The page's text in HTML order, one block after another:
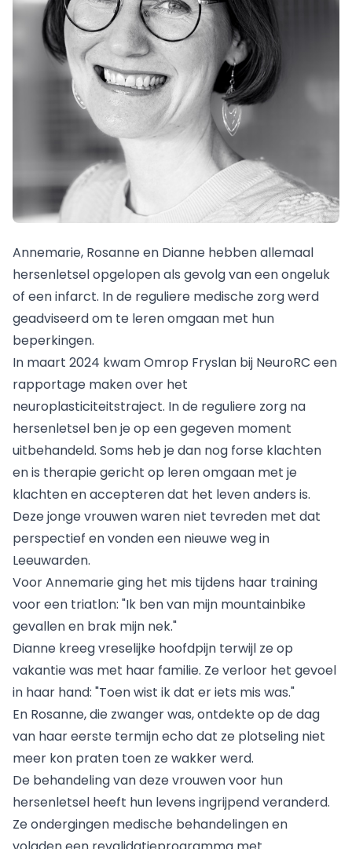
Annemarie, Rosanne en Dianne hebben allemaal
hersenletsel opgelopen als gevolg van een ongeluk
of een infarct. In de reguliere medische zorg werd
geadviseerd om te leren omgaan met hun
beperkingen.
In maart 2024 kwam Omrop Fryslan bij NeuroRC een
rapportage maken over het
neuroplasticiteitstraject. In de reguliere zorg na
hersenletsel ben je op een gegeven moment
uitbehandeld. Soms heb je dan nog forse klachten
en is therapie gericht op leren omgaan met je
klachten en accepteren dat het leven anders is.
Deze jonge vrouwen waren niet tevreden met dat
perspectief en vonden een nieuwe weg in
Leeuwarden.
Voor Annemarie ging het mis tijdens haar training
voor een triatlon: "Ik ben van mijn mountainbike
gevallen en brak mijn nek."
Dianne kreeg vreselijke hoofdpijn terwijl ze op
vakantie was met haar familie. Ze verloor het gevoel
in haar hand: "Toen wist ik dat er iets mis was."
En Rosanne, die zwanger was, ontdekte op de dag
van haar eerste termijn echo dat ze plotseling niet
meer kon praten toen ze wakker werd.
De behandeling van deze vrouwen voor hun
hersenletsel heeft hun levens ingrijpend veranderd.
Ze ondergingen medische behandelingen en